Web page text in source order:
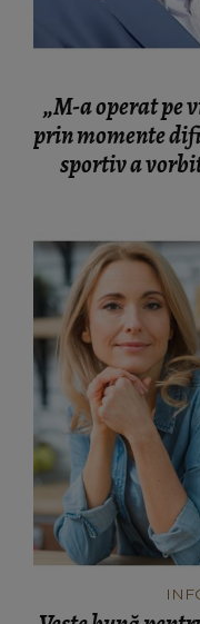
„M-a operat pe
prin momente
sportiv a